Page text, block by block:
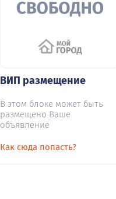
ВИП размещение
В этом блоке может быть
размещено Ваше
объявление
Как сюда попасть?